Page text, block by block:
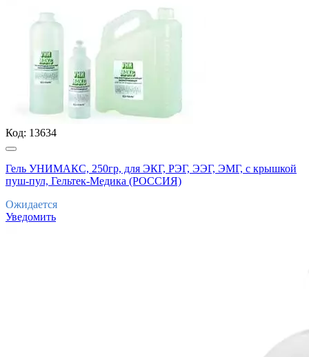
Код: 13634
Гель УНИМАКС, 250гр, для ЭКГ, РЭГ, ЭЭГ, ЭМГ, с крышкой
пуш-пул, Гельтек-Медика (РОССИЯ)
Ожидается
Уведомить